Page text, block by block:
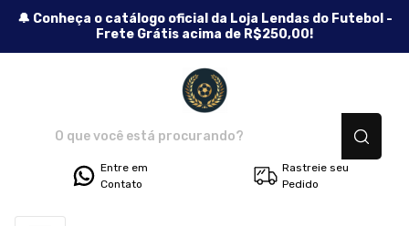
🔔 Conheça o catálogo oficial da Loja Lendas do Futebol -
Frete Grátis acima de R$250,00!
Entre em
Contato
Rastreie seu
Pedido